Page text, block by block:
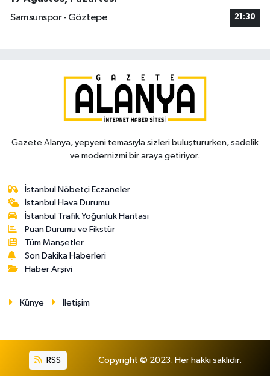
Samsunspor - Göztepe
21:30
Gazete Alanya, yepyeni temasıyla sizleri buluştururken, sadelik
ve modernizmi bir araya getiriyor.
İstanbul Nöbetçi Eczaneler
İstanbul Hava Durumu
İstanbul Trafik Yoğunluk Haritası
Puan Durumu ve Fikstür
Tüm Manşetler
Son Dakika Haberleri
Haber Arşivi
Künye İletişim
RSS Copyright © 2023. Her hakkı saklıdır.